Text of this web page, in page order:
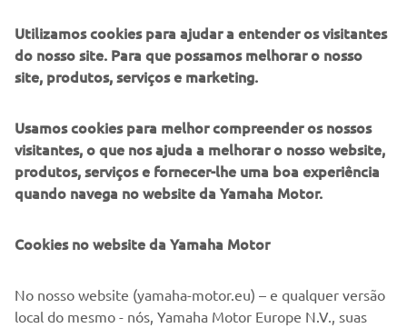
enquanto os seus companheiros de equipa continuavam
praticando.
"My parents were very keen for me to learn the piano
to be outside on my bicycle, bike or whatever. Now I kind
of regret that I stopped with it. I eventually got to a point
where my whole life became focused on racing motocross,
although I will always remember how to play. It is kind of
actually dreaming of having a Yamaha Grand Piano inside
Utilizamos cookies para ajudar a entender os visitantes
do nosso site. Para que possamos melhorar o nosso
site, produtos, serviços e marketing.
Usamos cookies para melhor compreender os nossos
visitantes, o que nos ajuda a melhorar o nosso website,
produtos, serviços e fornecer-lhe uma boa experiência
quando navega no website da Yamaha Motor.
Cookies no website da Yamaha Motor
No nosso website (yamaha-motor.eu) – e qualquer versão
local do mesmo - nós, Yamaha Motor Europe N.V., suas